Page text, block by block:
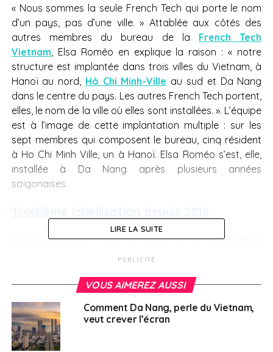
« Nous sommes la seule French Tech qui porte le nom
d’un pays, pas d’une ville. » Attablée aux côtés des
autres membres du bureau de la French Tech
Vietnam , Elsa Roméo en explique la raison : « notre
structure est implantée dans trois villes du Vietnam, à
Hanoï au nord, Hô Chi Minh-Ville au sud et Da Nang
dans le centre du pays. Les autres French Tech portent,
elles, le nom de la ville où elles sont installées. ». L’équipe
est à l’image de cette implantation multiple : sur les
sept membres qui composent le bureau, cinq résident
à Ho Chi Minh Ville, un à Hanoï. Elsa Roméo s’est, elle,
installée à Da Nang après plusieurs années
saïgonaises.
Autre particularité : « Il n’y a pas de hiérarchie entre
nous, précise Quentin Frécon, également membre du
trouvons cela plus simple de co-gérer ensemble cette
des terrains différents. » Cette organisation, la French
Tech Vietnam l’a adoptée depuis sa dernière
labellisation, obtenue en 2023, l
LIRE LA SUITE
PUBLICITÉ
VOUS AIMEREZ AUSSI
Comment Da Nang, perle du Vietnam,
veut crever l’écran